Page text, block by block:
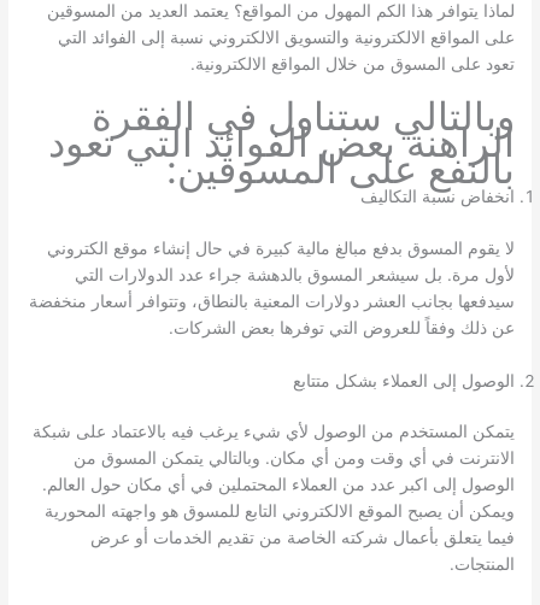
لماذا يتوافر هذا الكم المهول من المواقع؟ يعتمد العديد من المسوقين
على المواقع الالكترونية والتسويق الالكتروني نسبة إلى الفوائد التي
تعود على المسوق من خلال المواقع الالكترونية.
وبالتالي ستناول في الفقرة
الراهنة بعض الفوائد التي تعود
بالنفع على المسوقين:
انخفاض نسبة التكاليف
لا يقوم المسوق بدفع مبالغ مالية كبيرة في حال إنشاء موقع الكتروني
لأول مرة. بل سيشعر المسوق بالدهشة جراء عدد الدولارات التي
سيدفعها بجانب العشر دولارات المعنية بالنطاق، وتتوافر أسعار منخفضة
عن ذلك وفقاً للعروض التي توفرها بعض الشركات.
الوصول إلى العملاء بشكل متتابع
يتمكن المستخدم من الوصول لأي شيء يرغب فيه بالاعتماد على شبكة
الانترنت في أي وقت ومن أي مكان. وبالتالي يتمكن المسوق من
الوصول إلى اكبر عدد من العملاء المحتملين في أي مكان حول العالم.
ويمكن أن يصبح الموقع الالكتروني التابع للمسوق هو واجهته المحورية
فيما يتعلق بأعمال شركته الخاصة من تقديم الخدمات أو عرض
المنتجات.